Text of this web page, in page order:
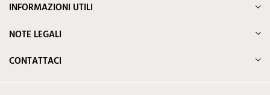
INFORMAZIONI UTILI
NOTE LEGALI
CONTATTACI